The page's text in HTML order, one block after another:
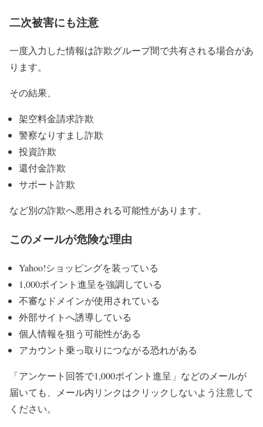
二次被害にも注意
一度入力した情報は詐欺グループ間で共有される場合があ
ります。
その結果、
架空料金請求詐欺
警察なりすまし詐欺
投資詐欺
還付金詐欺
サポート詐欺
など別の詐欺へ悪用される可能性があります。
このメールが危険な理由
Yahoo!ショッピングを装っている
1,000ポイント進呈を強調している
不審なドメインが使用されている
外部サイトへ誘導している
個人情報を狙う可能性がある
アカウント乗っ取りにつながる恐れがある
「アンケート回答で1,000ポイント進呈」などのメールが
届いても、メール内リンクはクリックしないよう注意して
ください。